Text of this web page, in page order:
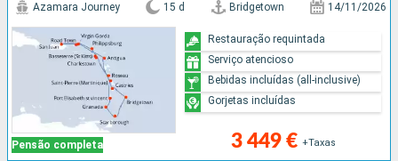
Pensão completa
Azamara Journey 15 d Bridgetown 14/11/2026
3 449 € +Taxas
Restauração requintada
Serviço atencioso
Bebidas incluídas (all-inclusive)
Gorjetas incluídas